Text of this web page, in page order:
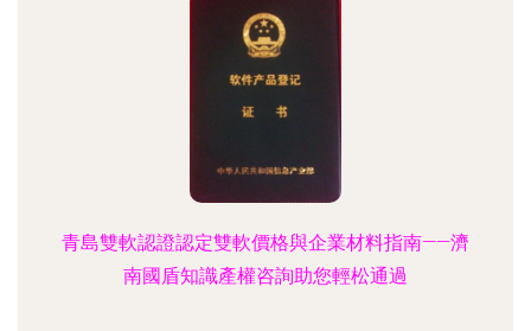
青島雙軟認證認定雙軟價格與企業材料指南——濟
南國盾知識產權咨詢助您輕松通過